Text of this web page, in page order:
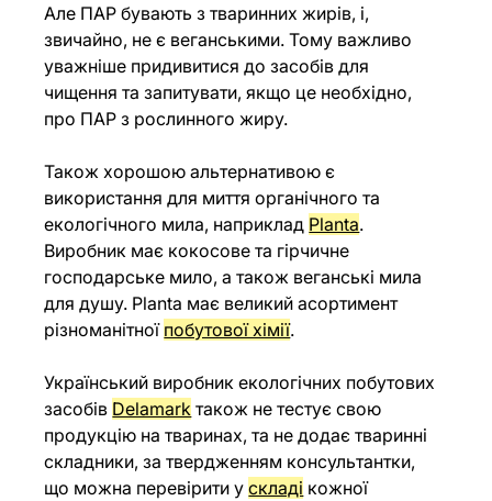
Але ПАР бувають з тваринних жирів, і,
звичайно, не є веганськими. Тому важливо
уважніше придивитися до засобів для
чищення та запитувати, якщо це необхідно,
про ПАР з рослинного жиру.
Також хорошою альтернативою є
використання для миття органічного та
екологічного мила, наприклад Planta.
Виробник має кокосове та гірчичне
господарське мило, а також веганські мила
для душу. Planta має великий асортимент
різноманітної побутової хімії.
Український виробник екологічних побутових
засобів Delamark також не тестує свою
продукцію на тваринах, та не додає тваринні
складники, за твердженням консультантки,
що можна перевірити у складі кожної